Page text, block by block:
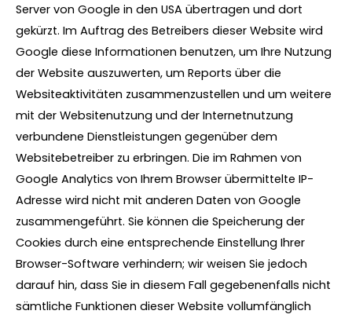
Server von Google in den USA übertragen und dort
gekürzt. Im Auftrag des Betreibers dieser Website wird
Google diese Informationen benutzen, um Ihre Nutzung
der Website auszuwerten, um Reports über die
Websiteaktivitäten zusammenzustellen und um weitere
mit der Websitenutzung und der Internetnutzung
verbundene Dienstleistungen gegenüber dem
Websitebetreiber zu erbringen. Die im Rahmen von
Google Analytics von Ihrem Browser übermittelte IP-
Adresse wird nicht mit anderen Daten von Google
zusammengeführt. Sie können die Speicherung der
Cookies durch eine entsprechende Einstellung Ihrer
Browser-Software verhindern; wir weisen Sie jedoch
darauf hin, dass Sie in diesem Fall gegebenenfalls nicht
sämtliche Funktionen dieser Website vollumfänglich